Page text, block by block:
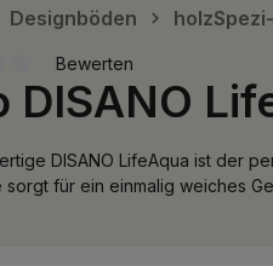
Designböden
Bewertung von 0 von 5
Bewerten
DISANO
DISANO LifeAqua ist der
sorgt für ein einmalig weiches